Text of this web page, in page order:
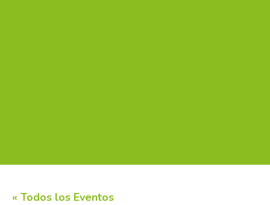
« Todos los Eventos